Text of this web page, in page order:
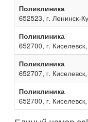
Поликлиника
652523, г. Ленинск-
Поликлиника
652700, г.
Поликлиника
652707, г.
Поликлиника
652700, г.